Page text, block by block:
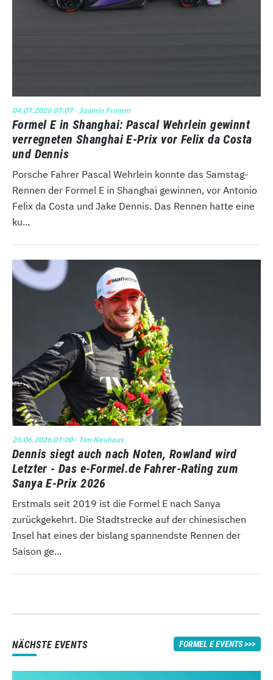
04.07.2026 07:07· Jasmin Fromm
Formel E in Shanghai: Pascal Wehrlein gewinnt
verregneten Shanghai E-Prix vor Felix da Costa
und Dennis
Porsche Fahrer Pascal Wehrlein konnte das Samstag-
Rennen der Formel E in Shanghai gewinnen, vor Antonio
Felix da Costa und Jake Dennis. Das Rennen hatte eine
ku...
25.06.2026 07:00· Tim Neuhaus
Dennis siegt auch nach Noten, Rowland wird
Letzter - Das e-Formel.de Fahrer-Rating zum
Sanya E-Prix 2026
Erstmals seit 2019 ist die Formel E nach Sanya
zurückgekehrt. Die Stadtstrecke auf der chinesischen
Insel hat eines der bislang spannendste Rennen der
Saison ge...
NÄCHSTE EVENTS FORMEL E EVENTS